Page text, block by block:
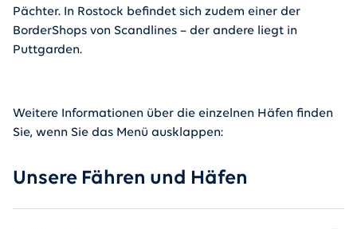
Pächter. In Rostock befindet sich zudem einer der
BorderShops von Scandlines – der andere liegt in
Puttgarden.
Weitere Informationen über die einzelnen Häfen finden
Sie, wenn Sie das Menü ausklappen:
Unsere Fähren und Häfen